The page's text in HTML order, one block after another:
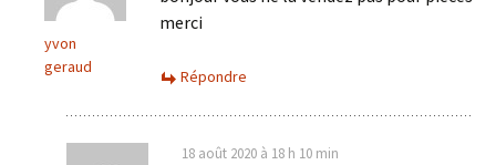
yvon
geraud
merci
Répondre
18 août 2020 à 18 h 10 min